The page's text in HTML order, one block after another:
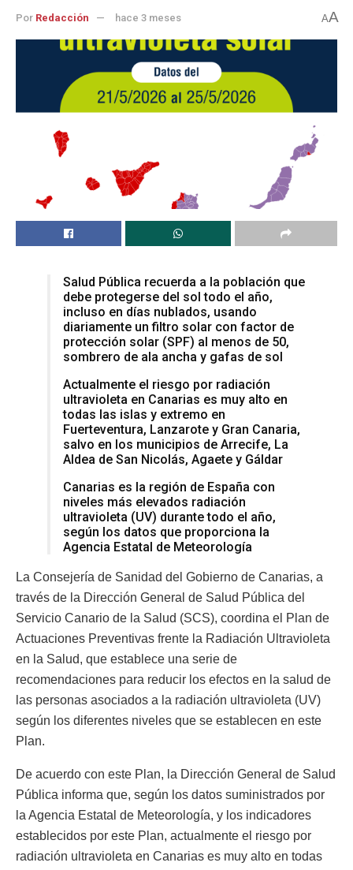
Por Redacción hace 3 meses AA
Salud Pública recuerda a la población que
debe protegerse del sol todo el año,
incluso en días nublados, usando
diariamente un filtro solar con factor de
protección solar (SPF) al menos de 50,
sombrero de ala ancha y gafas de sol
Actualmente el riesgo por radiación
ultravioleta en Canarias es muy alto en
todas las islas y extremo en
Fuerteventura, Lanzarote y Gran Canaria,
salvo en los municipios de Arrecife, La
Aldea de San Nicolás, Agaete y Gáldar
Canarias es la región de España con
niveles más elevados radiación
ultravioleta (UV) durante todo el año,
según los datos que proporciona la
Agencia Estatal de Meteorología
La Consejería de Sanidad del Gobierno de Canarias, a
través de la Dirección General de Salud Pública del
Servicio Canario de la Salud (SCS), coordina el Plan de
Actuaciones Preventivas frente la Radiación Ultravioleta
en la Salud, que establece una serie de
recomendaciones para reducir los efectos en la salud de
las personas asociados a la radiación ultravioleta (UV)
según los diferentes niveles que se establecen en este
Plan.
De acuerdo con este Plan, la Dirección General de Salud
Pública informa que, según los datos suministrados por
la Agencia Estatal de Meteorología, y los indicadores
establecidos por este Plan, actualmente el riesgo por
radiación ultravioleta en Canarias es muy alto en todas